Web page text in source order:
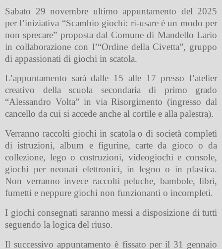
Sabato 29 novembre ultimo appuntamento del 2025
per l’iniziativa “Scambio giochi: ri-usare è un modo per
non sprecare” proposta dal Comune di Mandello Lario
in collaborazione con l’“Ordine della Civetta”, gruppo
di appassionati di giochi in scatola.
L’appuntamento saràdalle 15 alle 17presso l’atelier
creativo della scuola secondaria di primo grado
“Alessandro Volta” in via Risorgimento (ingresso dal
cancello da cui si accede anche al cortile e alla palestra).
Verranno raccolti giochi in scatola o di società completi
di istruzioni, album e figurine, carte da gioco o da
collezione, lego o costruzioni, videogiochi e console,
giochi per neonati elettronici, in legno o in plastica.
Non verranno invece raccolti peluche, bambole, libri,
fumetti e neppure giochi non funzionanti o incompleti.
I giochi consegnati saranno messi a disposizione di tutti
seguendo la logica del riuso.
Ilsuccessivo appuntamento è fissato per il 31 gennaio